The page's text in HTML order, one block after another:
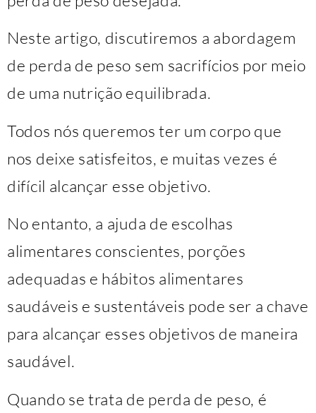
Neste artigo, discutiremos a abordagem
de perda de peso sem sacrifícios por meio
de uma nutrição equilibrada.
Todos nós queremos ter um corpo que
nos deixe satisfeitos, e muitas vezes é
difícil alcançar esse objetivo.
No entanto, a ajuda de escolhas
alimentares conscientes, porções
adequadas e hábitos alimentares
saudáveis ​​e sustentáveis ​​pode ser a chave
para alcançar esses objetivos de maneira
saudável.
Quando se trata de perda de peso, é